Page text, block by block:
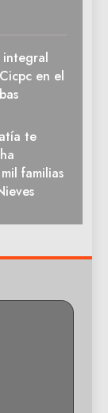
integral
en el
te
familias